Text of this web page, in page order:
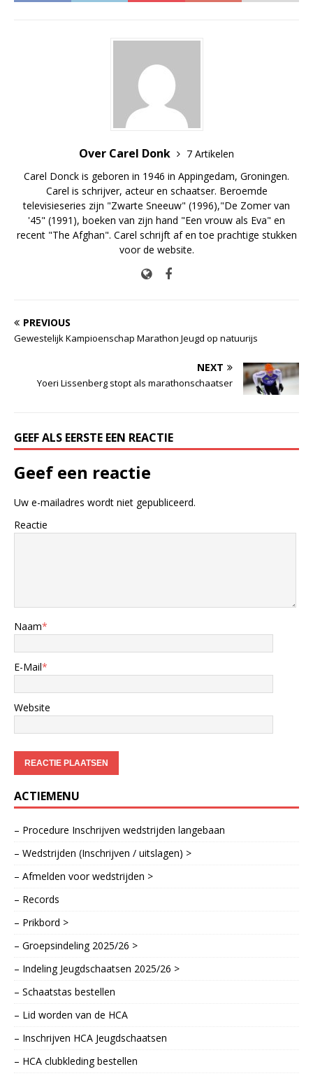
Over Carel Donk
7 Artikelen
Carel Donck is geboren in 1946 in Appingedam, Groningen.
Carel is schrijver, acteur en schaatser. Beroemde
televisieseries zijn "Zwarte Sneeuw" (1996),"De Zomer van
'45" (1991), boeken van zijn hand "Een vrouw als Eva" en
recent "The Afghan". Carel schrijft af en toe prachtige stukken
voor de website.
PREVIOUS
Gewestelijk Kampioenschap Marathon Jeugd op natuurijs
NEXT
Yoeri Lissenberg stopt als marathonschaatser
GEEF ALS EERSTE EEN REACTIE
Geef een reactie
Uw e-mailadres wordt niet gepubliceerd.
Reactie
Naam*
E-Mail*
Website
ACTIEMENU
– Procedure Inschrijven wedstrijden langebaan
– Wedstrijden (Inschrijven / uitslagen) >
– Afmelden voor wedstrijden >
– Records
– Prikbord >
– Groepsindeling 2025/26 >
– Indeling Jeugdschaatsen 2025/26 >
– Schaatstas bestellen
– Lid worden van de HCA
– Inschrijven HCA Jeugdschaatsen
– HCA clubkleding bestellen